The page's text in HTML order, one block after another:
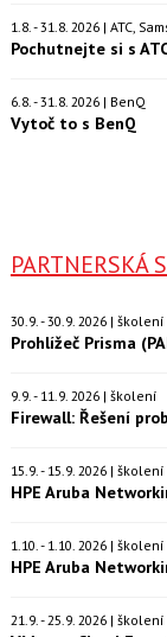
1.8. - 31.8. 2026 | ATC,
Pochutnejte si s
6.8. - 31.8. 2026 | BenQ
Vytoč to s BenQ
PARTNERSKÁ
30.9. - 30.9. 2026 | školení
Prohlížeč Prisma
9.9. - 11.9. 2026 | školení
Firewall: Řešení
15.9. - 15.9. 2026 | školení
HPE Aruba
1.10. - 1.10. 2026 | školení
HPE Aruba
21.9. - 25.9. 2026 | školení